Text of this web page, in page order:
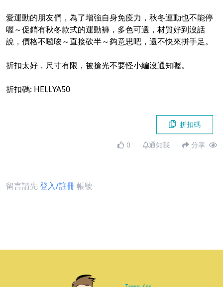
愛運動的朋友們，為了增強自身免疫力，秋冬運動也不能停
喔～促銷有秋冬款式的運動褲，多色可選，材質好到沒話
說，價格不囉唆～直接砍半～夠意思吧，還不快來拼手足。
折扣太好，尺寸有限，被搶光不要怪小編沒通知喔。
折扣碼: HELLYA50
折扣碼
0 通知我 分享
留言請先登入/註冊帳號